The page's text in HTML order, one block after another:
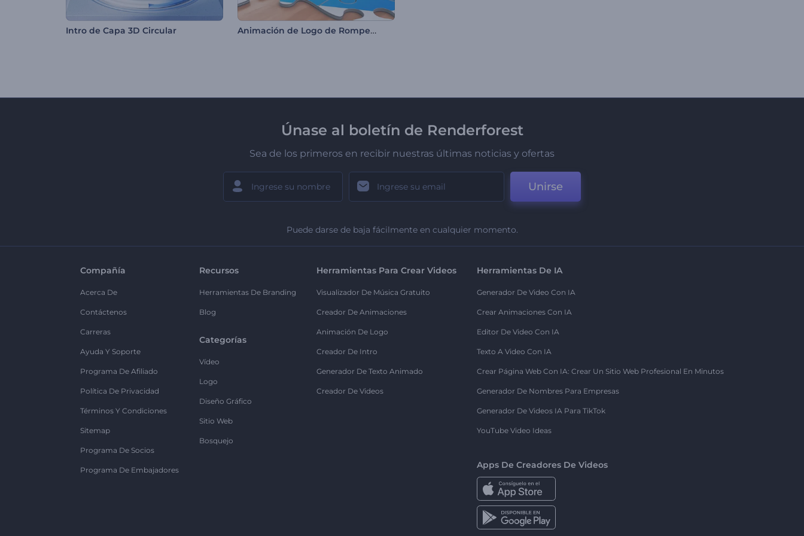
Intro de Capa 3D Circular Animación de Logo de Rompecabezas
Únase al boletín de Renderforest
Sea de los primeros en recibir nuestras últimas noticias y ofertas
Unirse
Puede darse de baja fácilmente en cualquier momento.
Compañía
Acerca De
Contáctenos
Carreras
Ayuda Y Soporte
Programa De Afiliado
Política De Privacidad
Términos Y Condiciones
Sitemap
Programa De Socios
Programa De Embajadores
Recursos
Herramientas De Branding
Blog
Categorías
Vídeo
Logo
Diseño Gráfico
Sitio Web
Bosquejo
Herramientas Para Crear Videos
Visualizador De Música Gratuito
Creador De Animaciones
Animación De Logo
Creador De Intro
Generador De Texto Animado
Creador De Videos
Herramientas De IA
Generador De Video Con IA
Crear Animaciones Con IA
Editor De Video Con IA
Texto A Video Con IA
Crear Página Web Con IA: Crear Un Sitio Web Profesional En Minutos
Generador De Nombres Para Empresas
Generador De Videos IA Para TikTok
YouTube Video Ideas
Apps De Creadores De Videos